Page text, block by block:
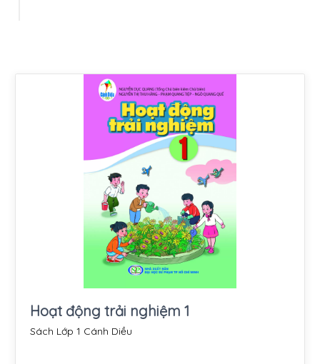
Hoạt động trải nghiệm 1
Sách Lớp 1 Cánh Diều